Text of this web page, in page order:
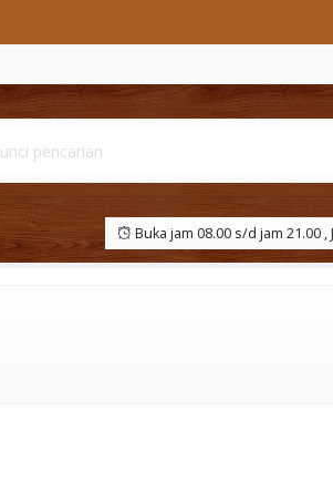
Buka jam 08.00 s/d jam 21.00